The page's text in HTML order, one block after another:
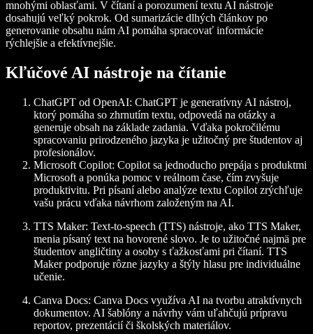
mnohými oblasťami. V čítaní a porozumení textu AI nástroje
dosahujú veľký pokrok. Od sumarizácie dlhých článkov po
generovanie obsahu nám AI pomáha spracovať informácie
rýchlejšie a efektívnejšie.
Kľúčové AI nástroje na čítanie
ChatGPT od OpenAI: ChatGPT je generatívny AI nástroj,
ktorý pomáha so zhrnutím textu, odpovedá na otázky a
generuje obsah na základe zadania. Vďaka pokročilému
spracovaniu prirodzeného jazyka je užitočný pre študentov aj
profesionálov.
Microsoft Copilot: Copilot sa jednoducho prepája s produktmi
Microsoft a ponúka pomoc v reálnom čase, čím zvyšuje
produktivitu. Pri písaní alebo analýze textu Copilot zrýchľuje
vašu prácu vďaka návrhom založeným na AI.
TTS Maker: Text-to-speech (TTS) nástroje, ako TTS Maker,
menia písaný text na hovorené slovo. Je to užitočné najmä pre
študentov angličtiny a osoby s ťažkosťami pri čítaní. TTS
Maker podporuje rôzne jazyky a štýly hlasu pre individuálne
učenie.
Canva Docs: Canva Docs využíva AI na tvorbu atraktívnych
dokumentov. AI šablóny a návrhy vám uľahčujú prípravu
reportov, prezentácií či školských materiálov.